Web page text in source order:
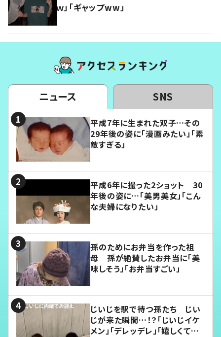
ｗ」「ギャップww」
ニュース SNS
平成7年に生まれた双子…その
29年後の姿に「漫画みたい」「素
敵すぎる」
平成6年に撮った2ショット 30
年後の姿に…「美男美女」「こん
な夫婦になりたい」
孫のためにお弁当を作った祖
母 孫が絶賛したお弁当に「美
味しそう」「お弁当すごい」
じいじを駅で待つ孫たち じい
じが来た瞬間…！？「じいじイケ
メン」「デレッデレ」「嬉しくて可